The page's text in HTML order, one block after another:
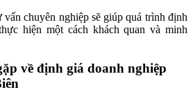
chuyên nghiệp sẽ giúp quá trình định
hiện một cách khách quan và minh
về định giá doanh nghiệp